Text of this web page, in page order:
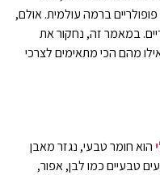
ברמה עולמית. אולם,
במאמר זה, נחקור את
מהם הכי מתאימים לצרכי
הוא חומר טבעי, נגזר מאבן
טבעיים כמו לבן, אפור,